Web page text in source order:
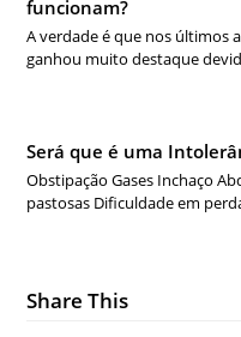
funcionam?
A verdade é que nos últimos
ganhou muito destaque
Será que é uma
Obstipação Gases Inchaço
pastosas Dificuldade em
Share This